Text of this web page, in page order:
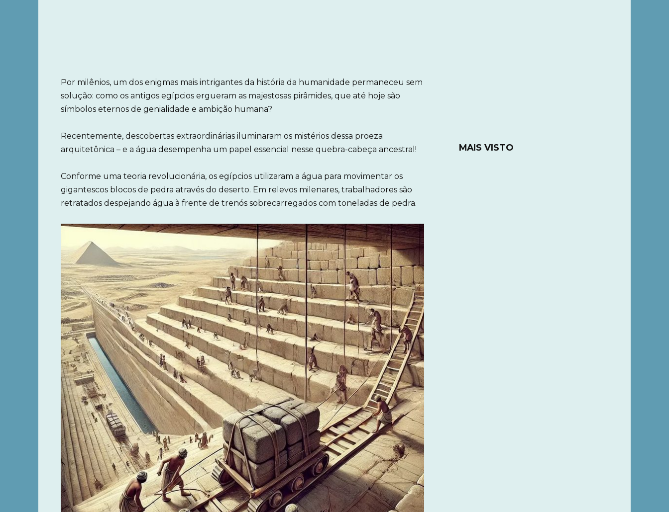
Por milênios, um dos enigmas mais intrigantes da história da humanidade permaneceu sem
solução: como os antigos egípcios ergueram as majestosas pirâmides, que até hoje são
símbolos eternos de genialidade e ambição humana?
Recentemente, descobertas extraordinárias iluminaram os mistérios dessa proeza
arquitetônica – e a água desempenha um papel essencial nesse quebra-cabeça ancestral!
Conforme uma teoria revolucionária, os egípcios utilizaram a água para movimentar os
gigantescos blocos de pedra através do deserto. Em relevos milenares, trabalhadores são
retratados despejando água à frente de trenós sobrecarregados com toneladas de pedra.
MAIS VISTO